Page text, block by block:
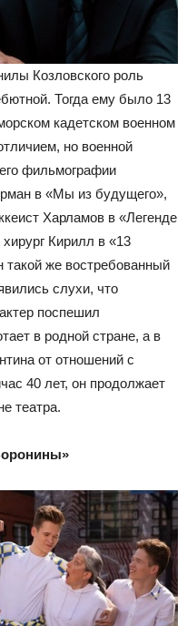
Козловского роль
Тогда ему было 13
кадетском военном
но военной
фильмографии
в «Мы из будущего»,
Харламов в «Легенде
Кирилл в «13
такой же востребованный
слухи, что
поспешил
в родной стране, а в
от отношений с
40 лет, он продолжает
театра.